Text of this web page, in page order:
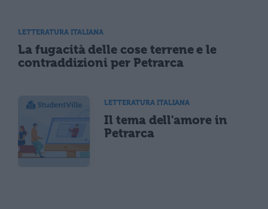
LETTERATURA ITALIANA
La fugacità delle cose terrene e le
contraddizioni per Petrarca
LETTERATURA ITALIANA
Il tema dell'amore in
Petrarca